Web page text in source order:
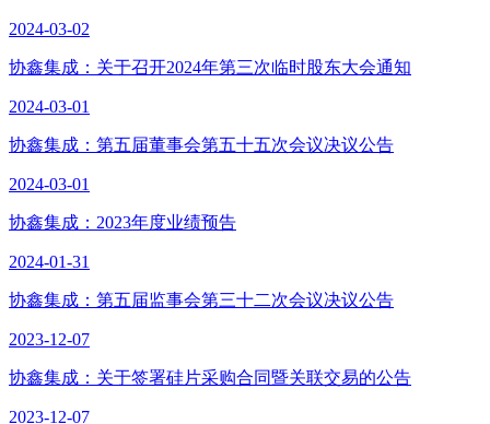
2024-03-02
协鑫集成：关于召开2024年第三次临时股东大会通知
2024-03-01
协鑫集成：第五届董事会第五十五次会议决议公告
2024-03-01
协鑫集成：2023年度业绩预告
2024-01-31
协鑫集成：第五届监事会第三十二次会议决议公告
2023-12-07
协鑫集成：关于签署硅片采购合同暨关联交易的公告
2023-12-07